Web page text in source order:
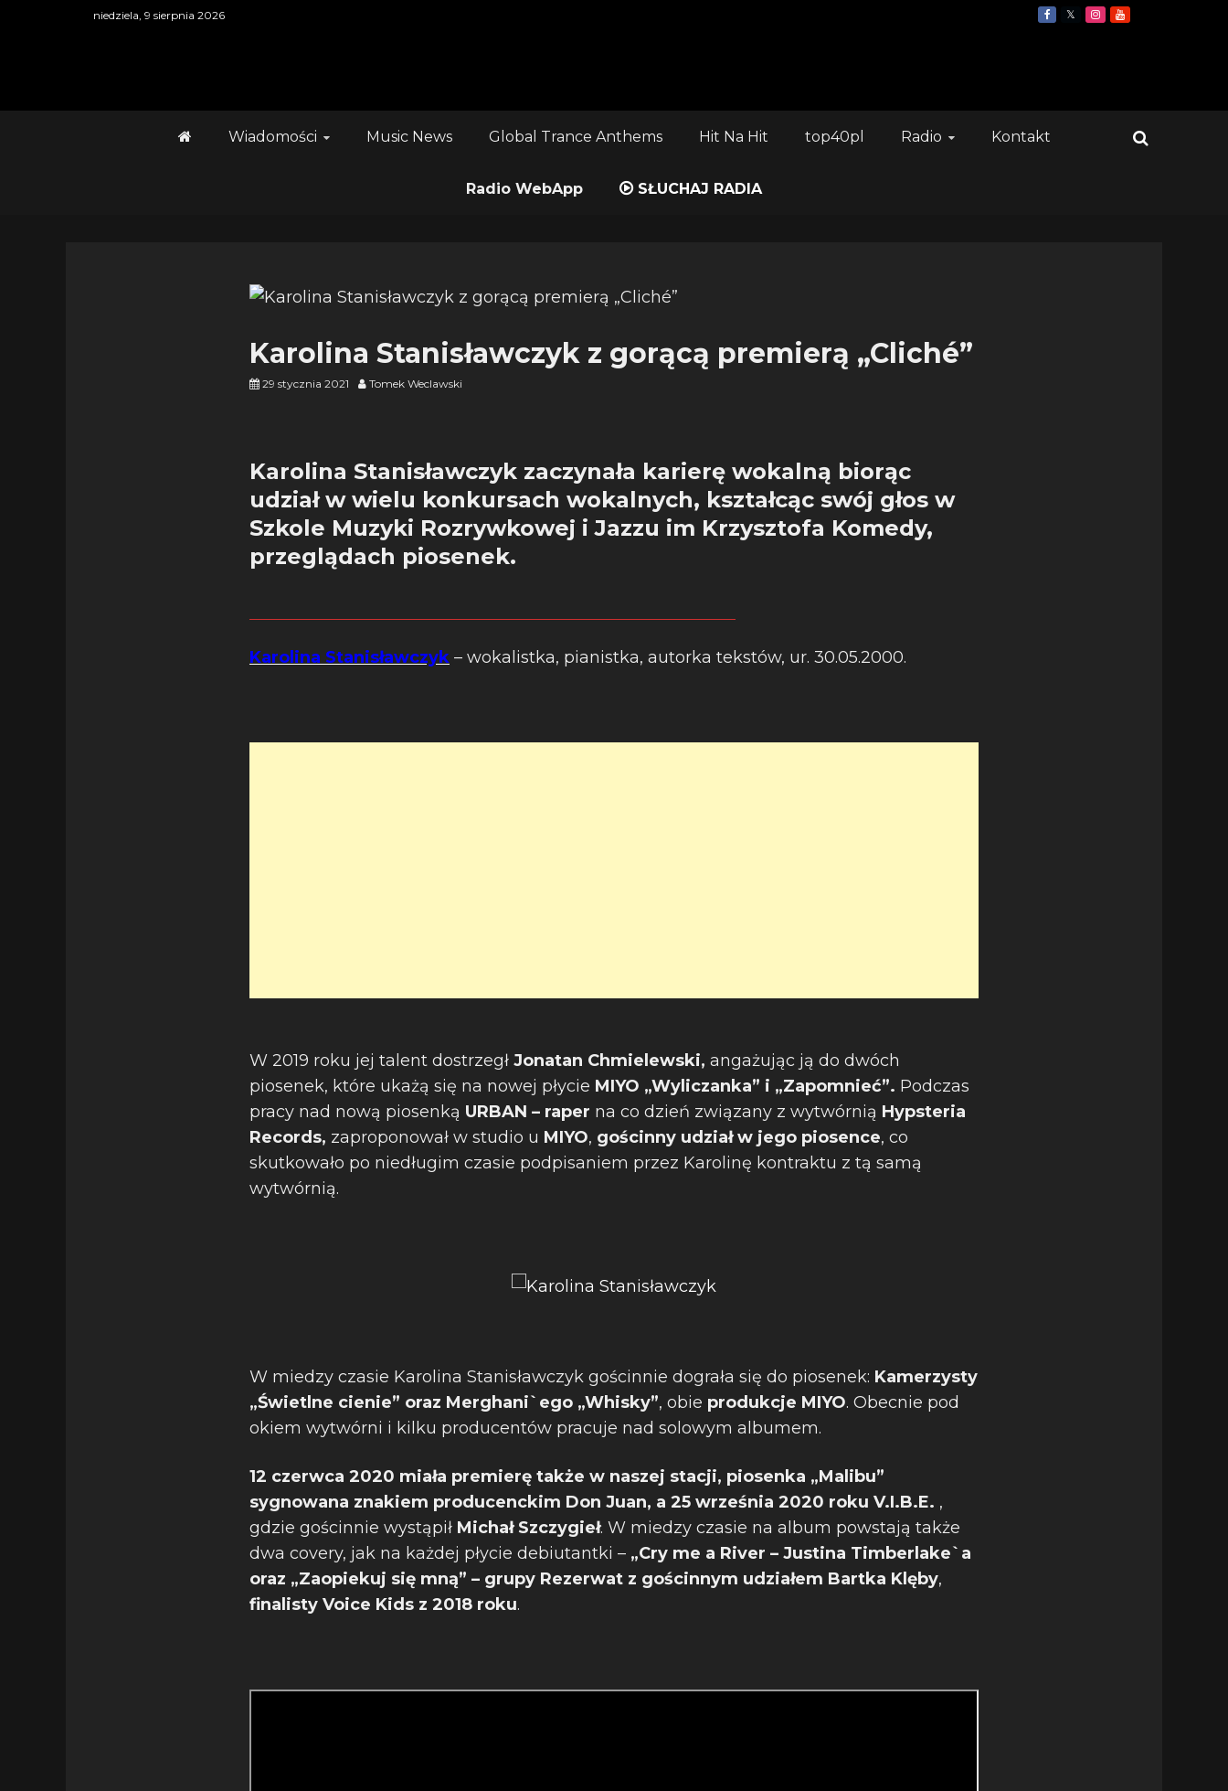
niedziela, 9 sierpnia 2026
Wiadomości Music News Global Trance Anthems Hit Na Hit top40pl Radio Kontakt
Radio WebApp SŁUCHAJ RADIA
Karolina Stanisławczyk z gorącą premierą „Cliché”
29 stycznia 2021 Tomek Weclawski
Karolina Stanisławczyk zaczynała karierę wokalną biorąc
udział w wielu konkursach wokalnych, kształcąc swój głos w
Szkole Muzyki Rozrywkowej i Jazzu im Krzysztofa Komedy,
przeglądach piosenek.
Karolina Stanisławczyk – wokalistka, pianistka, autorka tekstów, ur. 30.05.2000.
W 2019 roku jej talent dostrzegł Jonatan Chmielewski, angażując ją do dwóch
piosenek, które ukażą się na nowej płycie MIYO „Wyliczanka” i „Zapomnieć”. Podczas
pracy nad nową piosenką URBAN – raper na co dzień związany z wytwórnią Hypsteria
Records, zaproponował w studio u MIYO, gościnny udział w jego piosence, co
skutkowało po niedługim czasie podpisaniem przez Karolinę kontraktu z tą samą
wytwórnią.
W miedzy czasie Karolina Stanisławczyk gościnnie dograła się do piosenek: Kamerzysty
„Świetlne cienie” oraz Merghani`ego „Whisky”, obie produkcje MIYO. Obecnie pod
okiem wytwórni i kilku producentów pracuje nad solowym albumem.
12 czerwca 2020 miała premierę także w naszej stacji, piosenka „Malibu”
sygnowana znakiem producenckim Don Juan, a 25 września 2020 roku V.I.B.E. ,
gdzie gościnnie wystąpił Michał Szczygieł. W miedzy czasie na album powstają także
dwa covery, jak na każdej płycie debiutantki – „Cry me a River – Justina Timberlake`a
oraz „Zaopiekuj się mną” – grupy Rezerwat z gościnnym udziałem Bartka Klęby,
finalisty Voice Kids z 2018 roku.